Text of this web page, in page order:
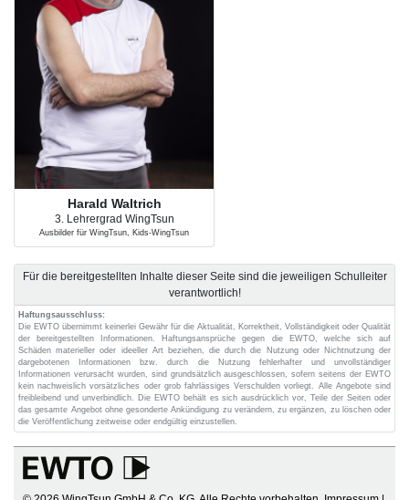
Harald Waltrich
3. Lehrergrad WingTsun
Ausbilder für WingTsun, Kids-WingTsun
Für die bereitgestellten Inhalte dieser Seite sind die jeweiligen Schulleiter
verantwortlich!
Haftungsausschluss:
Die EWTO übernimmt keinerlei Gewähr für die Aktualität, Korrektheit, Vollständigkeit oder Qualität
der bereitgestellten Informationen. Haftungsansprüche gegen die EWTO, welche sich auf
Schäden materieller oder ideeller Art beziehen, die durch die Nutzung oder Nichtnutzung der
dargebotenen Informationen bzw. durch die Nutzung fehlerhafter und unvollständiger
Informationen verursacht wurden, sind grundsätzlich ausgeschlossen, sofern seitens der EWTO
kein nachweislich vorsätzliches oder grob fahrlässiges Verschulden vorliegt. Alle Angebote sind
freibleibend und unverbindlich. Die EWTO behält es sich ausdrücklich vor, Teile der Seiten oder
das gesamte Angebot ohne gesonderte Ankündigung zu verändern, zu ergänzen, zu löschen oder
die Veröffentlichung zeitweise oder endgültig einzustellen.